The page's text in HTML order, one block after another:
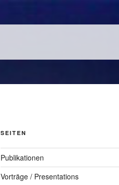
SEITEN
Publikationen
Vorträge / Presentations